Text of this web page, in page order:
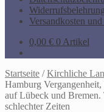
Widerrufsbelehrung
Versandkosten
0,00 € 0 Artikel
Startseite /Kirchliche
Hamburg
auf Lübeck und Bremen.
schlechter Zeiten